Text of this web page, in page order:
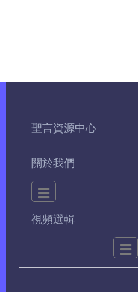
聖言資源中心
關於我們
視頻選輯